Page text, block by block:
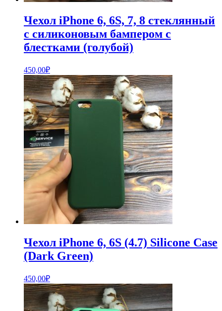
Чехол iPhone 6, 6S, 7, 8 стеклянный
с силиконовым бампером с
блестками (голубой)
450,00₽
Чехол iPhone 6, 6S (4.7) Silicone Case
(Dark Green)
450,00₽